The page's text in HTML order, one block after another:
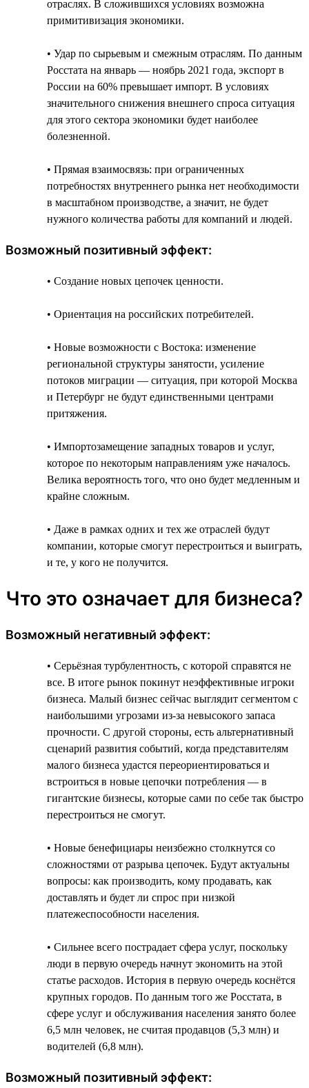
отраслях. В сложившихся условиях возможна
примитивизация экономики.
• Удар по сырьевым и смежным отраслям. По данным
Росстата на январь — ноябрь 2021 года, экспорт в
России на 60% превышает импорт. В условиях
значительного снижения внешнего спроса ситуация
для этого сектора экономики будет наиболее
болезненной.
• Прямая взаимосвязь: при ограниченных
потребностях внутреннего рынка нет необходимости
в масштабном производстве, а значит, не будет
нужного количества работы для компаний и людей.
Возможный позитивный эффект:
• Создание новых цепочек ценности.
• Ориентация на российских потребителей.
• Новые возможности с Востока: изменение
региональной структуры занятости, усиление
потоков миграции — ситуация, при которой Москва
и Петербург не будут единственными центрами
притяжения.
• Импортозамещение западных товаров и услуг,
которое по некоторым направлениям уже началось.
Велика вероятность того, что оно будет медленным и
крайне сложным.
• Даже в рамках одних и тех же отраслей будут
компании, которые смогут перестроиться и выиграть,
и те, у кого не получится.
Что это означает для бизнеса?
Возможный негативный эффект:
• Серьёзная турбулентность, с которой справятся не
все. В итоге рынок покинут неэффективные игроки
бизнеса. Малый бизнес сейчас выглядит сегментом с
наибольшими угрозами из-за невысокого запаса
прочности. С другой стороны, есть альтернативный
сценарий развития событий, когда представителям
малого бизнеса удастся переориентироваться и
встроиться в новые цепочки потребления — в
гигантские бизнесы, которые сами по себе так быстро
перестроиться не смогут.
• Новые бенефициары неизбежно столкнутся со
сложностями от разрыва цепочек. Будут актуальны
вопросы: как производить, кому продавать, как
доставлять и будет ли спрос при низкой
платежеспособности населения.
• Сильнее всего пострадает сфера услуг, поскольку
люди в первую очередь начнут экономить на этой
статье расходов. История в первую очередь коснётся
крупных городов. По данным того же Росстата, в
сфере услуг и обслуживания населения занято более
6,5 млн человек, не считая продавцов (5,3 млн) и
водителей (6,8 млн).
Возможный позитивный эффект: